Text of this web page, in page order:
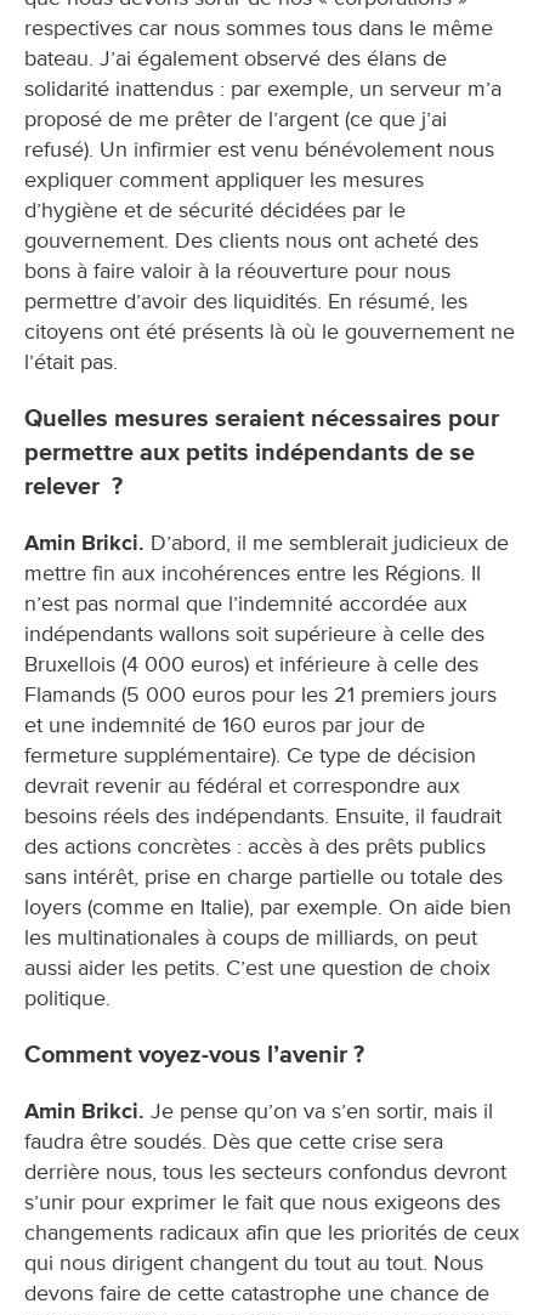
respectives car nous sommes tous dans le même
bateau. J’ai également observé des élans de
solidarité inattendus : par exemple, un serveur m’a
proposé de me prêter de l’argent (ce que j’ai
refusé). Un infirmier est venu bénévolement nous
expliquer comment appliquer les mesures
d’hygiène et de sécurité décidées par le
gouvernement. Des clients nous ont acheté des
bons à faire valoir à la réouverture pour nous
permettre d’avoir des liquidités. En résumé, les
citoyens ont été présents là où le gouvernement ne
l’était pas.
Quelles mesures seraient nécessaires pour
permettre aux petits indépendants de se
relever ?
Amin Brikci. D’abord, il me semblerait judicieux de
mettre fin aux incohérences entre les Régions. Il
n’est pas normal que l’indemnité accordée aux
indépendants wallons soit supérieure à celle des
Bruxellois (4 000 euros) et inférieure à celle des
Flamands (5 000 euros pour les 21 premiers jours
et une indemnité de 160 euros par jour de
fermeture supplémentaire). Ce type de décision
devrait revenir au fédéral et correspondre aux
besoins réels des indépendants. Ensuite, il faudrait
des actions concrètes : accès à des prêts publics
sans intérêt, prise en charge partielle ou totale des
loyers (comme en Italie), par exemple. On aide bien
les multinationales à coups de milliards, on peut
aussi aider les petits. C’est une question de choix
politique.
Comment voyez-vous l’avenir ?
Amin Brikci. Je pense qu’on va s’en sortir, mais il
faudra être soudés. Dès que cette crise sera
derrière nous, tous les secteurs confondus devront
s’unir pour exprimer le fait que nous exigeons des
changements radicaux afin que les priorités de ceux
qui nous dirigent changent du tout au tout. Nous
devons faire de cette catastrophe une chance de